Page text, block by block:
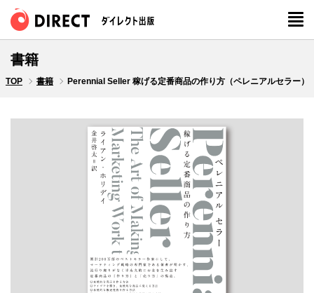
書籍
TOP 書籍 Perennial Seller 稼げる定番商品の作り方（ペレニアルセラー）